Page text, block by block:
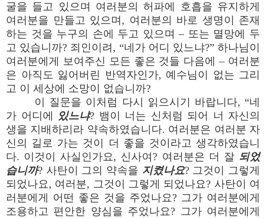
굴을 들고 있으며 여러분의 허파에 호흡을 유지하게
여러분을 만들고 있으며, 여러분의 바로 생명이 존재
하는 것을 누구의 손에 두고 있으며 – 또는 멸망에 두
고 있습니까? 죄인이려, “네가 어디 있느냐?” 하나님이
여러분에게 보여주신 모든 좋은 것들 다음에 – 여러분
은 아직도 잃어버린 반역자인가, 예수님이 없는 그리
고 이 세상에 소망이 없습니까?
이 질문을 이처럼 다시 읽으시기 바랍니다, “네
가 어디에
있느냐? 뱀이 너는 신처럼 되어 너 자신의
생을 지배하리라 약속하였습니다. 여러분은 여러분 자
신의 길로 가는 것이 더 좋을 것이라고 생각하였습니
다. 이것이 사실인가요, 신사여? 여러분은 더 잘 되었
습니까? 사탄이 그의 약속을 지켰나요? 그것이 그렇게
되었나요, 여러분, 그것이 그렇게 되었나요? 사탄이 여
러분에게 어떤 좋은 것을 주었나요? 그가 여러분에게
조용하고 편안한 양심을 주었나요? 그가 여러분에게